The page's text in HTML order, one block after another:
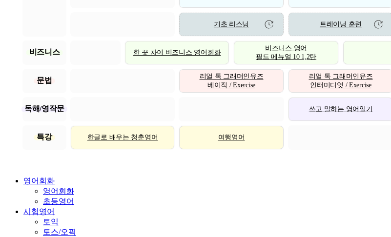
기초 리스닝 트레이닝 훈련
비즈니스 한 끗 차이 비즈니스 영어회화
비즈니스 영어
필드 메뉴얼 10 1,2탄
문법
리얼 톡 그래머인유즈
베이직 / Exercise
리얼 톡 그래머인유즈
인터미디엇 / Exercise
독해/영작문 쓰고 말하는 영어일기
특강 한글로 배우는 청춘영어 여행영어
영어회화
영어회화
초등영어
시험영어
토익
토스/오픽